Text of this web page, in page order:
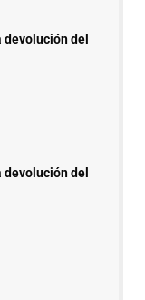
del
del